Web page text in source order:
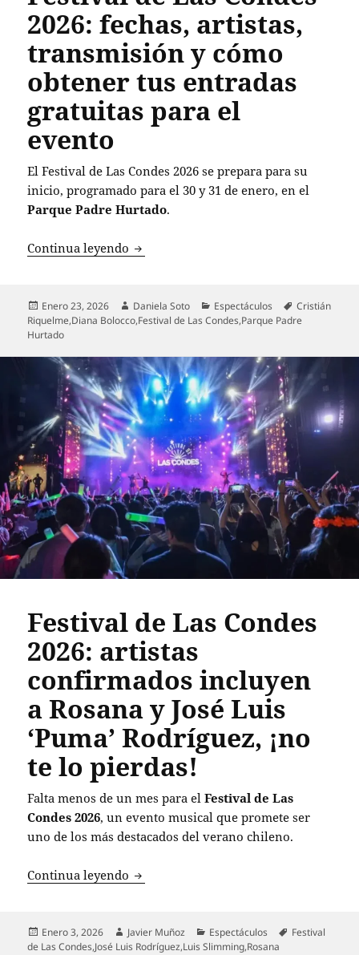
2026: fechas, artistas,
transmisión y cómo
obtener tus entradas
gratuitas para el
evento
El Festival de Las Condes 2026 se prepara para su
inicio, programado para el 30 y 31 de enero, en el
Parque Padre Hurtado.
Continua leyendo Festival de Las Condes 2026: fechas,
Publicado
el
Enero 23, 2026 Autor
Daniela Soto Categorías
Espectáculos Etiquetas
Cristián
Riquelme,Diana Bolocco,Festival de Las Condes,Parque Padre
Hurtado
Festival de Las Condes
2026: artistas
confirmados incluyen
a Rosana y José Luis
‘Puma’ Rodríguez, ¡no
te lo pierdas!
Falta menos de un mes para elFestival de Las
Condes 2026, un evento musical que promete ser
uno de los más destacados del verano chileno.
Continua leyendo Festival de Las Condes 2026: artistas
Publicado
el
Enero 3, 2026 Autor
Javier Muñoz Categorías
Espectáculos Etiquetas
Festival
de Las Condes,José Luis Rodríguez,Luis Slimming,Rosana